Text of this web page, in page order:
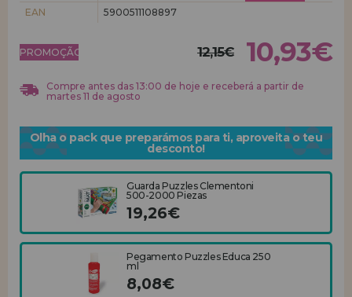
EAN
5900511108897
PROMOÇÃO! 12,15€ 10,93€
Compre antes das 13:00 de hoje e receberá a partir de
martes 11 de agosto
Olha o pack que preparámos para ti, aproveita o teu
desconto!
Guarda Puzzles Clementoni
500-2000 Piezas
19,26€
Pegamento Puzzles Educa 250
ml
8,08€